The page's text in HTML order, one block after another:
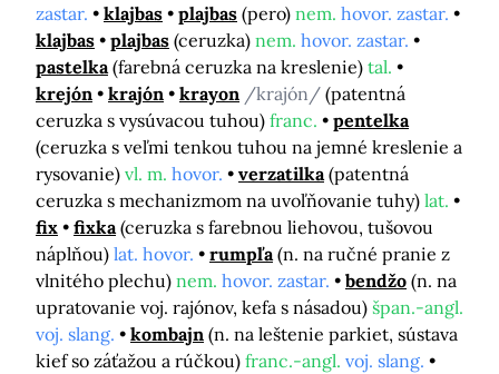
zastar.
klajbas plajbas (pero) nem. hovor. zastar.
klajbas
plajbas (ceruzka) nem. hovor. zastar.
pastelka (farebná ceruzka na kreslenie) tal.
krejón
krajón krayon /krajón/ (patentná
ceruzka s vysúvacou tuhou) franc.
pentelka
(ceruzka s veľmi tenkou tuhou na jemné kreslenie a
rysovanie) vl. m. hovor. verzatilka (patentná
ceruzka s mechanizmom na uvoľňovanie tuhy) lat.
fix
fixka (ceruzka s farebnou liehovou, tušovou
náplňou) lat. hovor. rumpľa (n. na ručné pranie z
vlnitého plechu) nem. hovor. zastar. bendžo (n. na
upratovanie voj. rajónov, kefa s násadou) špan.-angl.
voj. slang.
kombajn (n. na leštenie parkiet, sústava
kief so záťažou a rúčkou) franc.-angl. voj. slang.